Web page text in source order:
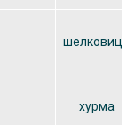
шелковица
хурма